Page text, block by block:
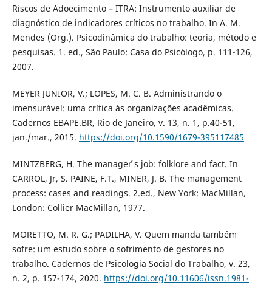
Riscos de Adoecimento – ITRA: Instrumento auxiliar de
diagnóstico de indicadores críticos no trabalho. In A. M.
Mendes (Org.). Psicodinâmica do trabalho: teoria, método e
pesquisas. 1. ed., São Paulo: Casa do Psicólogo, p. 111-126,
2007.
MEYER JUNIOR, V.; LOPES, M. C. B. Administrando o
imensurável: uma crítica às organizações acadêmicas.
Cadernos EBAPE.BR, Rio de Janeiro, v. 13, n. 1, p.40-51,
jan./mar., 2015. https://doi.org/10.1590/1679-395117485
MINTZBERG, H. The manager ́s job: folklore and fact. In
CARROL, Jr, S. PAINE, F.T., MINER, J. B. The management
process: cases and readings. 2.ed., New York: MacMillan,
London: Collier MacMillan, 1977.
MORETTO, M. R. G.; PADILHA, V. Quem manda também
sofre: um estudo sobre o sofrimento de gestores no
trabalho. Cadernos de Psicologia Social do Trabalho, v. 23,
n. 2, p. 157-174, 2020. https://doi.org/10.11606/issn.1981-